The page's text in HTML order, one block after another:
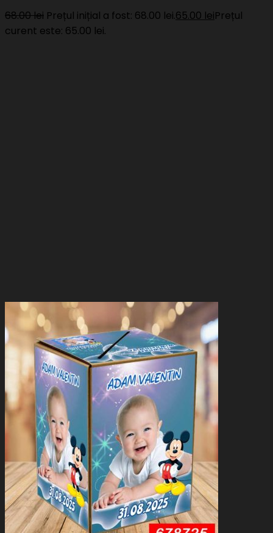
68.00lei Prețul inițial a fost: 68.00 lei.65.00 leiPrețul
curent este: 65.00 lei.